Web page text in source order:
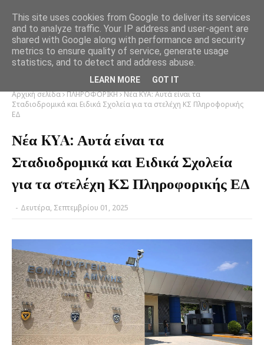
Αρχική σελίδα ΠΛΗΡΟΦΟΡΙΚΗ Νέα KYA: Αυτά είναι τα
Σταδιοδρομικά και Ειδικά Σχολεία για τα στελέχη ΚΣ Πληροφορικής
ΕΔ
Νέα KYA: Αυτά είναι τα
Σταδιοδρομικά και Ειδικά Σχολεία
για τα στελέχη ΚΣ Πληροφορικής ΕΔ
- Δευτέρα, Σεπτεμβρίου 01, 2025
This site uses cookies from Google to deliver its services
and to analyze traffic. Your IP address and user-agent are
shared with Google along with performance and security
metrics to ensure quality of service, generate usage
statistics, and to detect and address abuse.
LEARN MORE GOT IT